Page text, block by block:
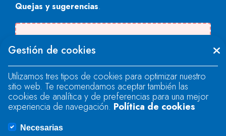
Quejas y sugerencias.
"text".
Se produjo un error al cargar el campo
"text".
Gestión de cookies
Utilizamos tres tipos de cookies para optimizar nuestro
sitio web. Te recomendamos aceptar también las
cookies de analítica y de preferencias para una mejor
experiencia de navegación. Política de cookies
Necesarias